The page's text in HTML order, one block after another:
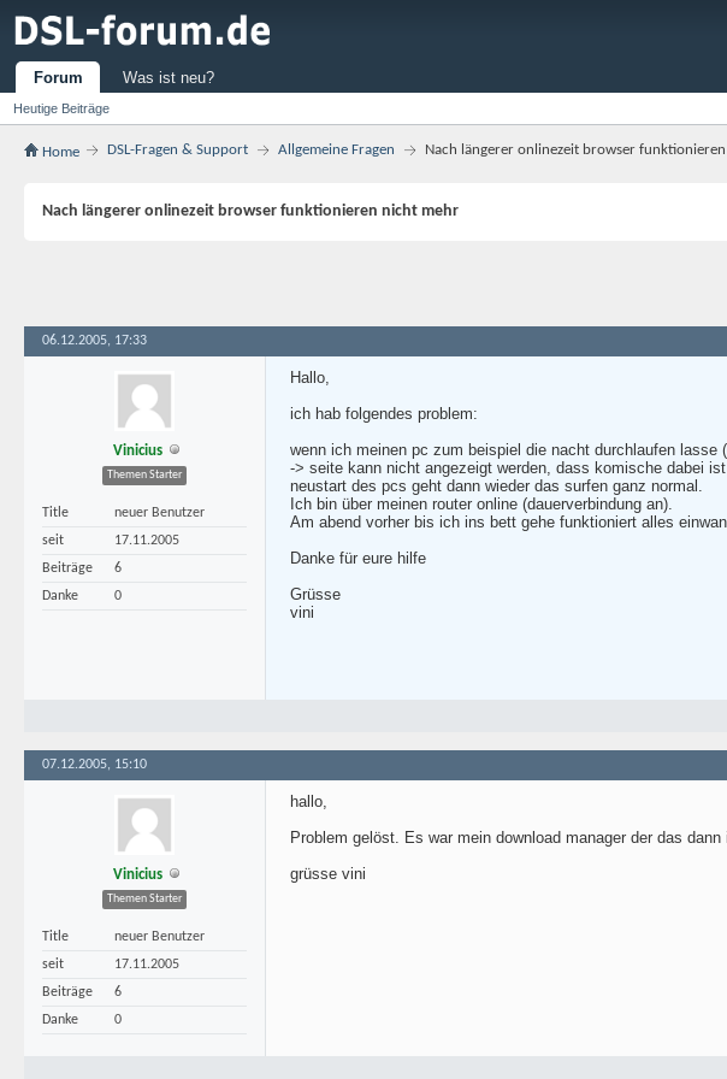
Forum
Heutige Beiträge
Was ist neu?
Home DSL-Fragen & Support Allgemeine Fragen Nach längerer onlinezeit browser
Nach längerer onlinezeit browser funktionieren nicht mehr
06.12.2005, 17:33
Vinicius
Themen Starter
Title
neuer Benutzer
seit
17.11.2005
Beiträge
6
Danke
0
Hallo,
ich hab folgendes problem:
wenn ich meinen pc zum beispiel die nacht durchlaufen
-> seite kann nicht angezeigt werden, dass komische dabei
neustart des pcs geht dann wieder das surfen ganz normal.
Ich bin über meinen router online (dauerverbindung an).
Am abend vorher bis ich ins bett gehe funktioniert alles
Danke für eure hilfe
Grüsse
vini
07.12.2005, 15:10
Vinicius
Themen Starter
Title
neuer Benutzer
seit
17.11.2005
Beiträge
6
Danke
0
hallo,
Problem gelöst. Es war mein download manager der das
grüsse vini